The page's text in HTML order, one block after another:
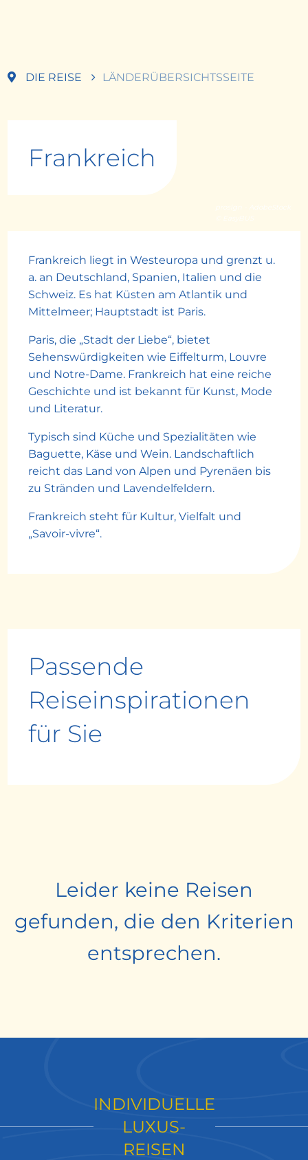
DIE REISE LÄNDERÜBERSICHTSSEITE
Frankreich
Frankreich liegt in Westeuropa und grenzt u.
a. an Deutschland, Spanien, Italien und die
Schweiz. Es hat Küsten am Atlantik und
Mittelmeer; Hauptstadt ist Paris.
Paris, die „Stadt der Liebe“, bietet
Sehenswürdigkeiten wie Eiffelturm, Louvre
und Notre-Dame. Frankreich hat eine reiche
Geschichte und ist bekannt für Kunst, Mode
und Literatur.
Typisch sind Küche und Spezialitäten wie
Baguette, Käse und Wein. Landschaftlich
reicht das Land von Alpen und Pyrenäen bis
zu Stränden und Lavendelfeldern.
Frankreich steht für Kultur, Vielfalt und
„Savoir-vivre“.
Passende
Reiseinspirationen
für Sie
Leider keine Reisen
gefunden, die den Kriterien
entsprechen.
INDIVIDUELLE
LUXUS-
REISEN